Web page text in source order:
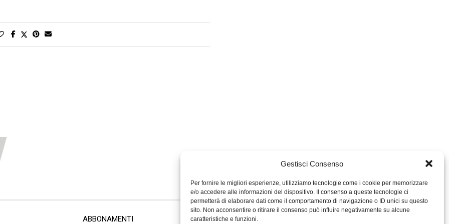
Gestisci Consenso
Per fornire le migliori esperienze, utilizziamo tecnologie come i cookie per memorizzare
e/o accedere alle informazioni del dispositivo. Il consenso a queste tecnologie ci
permetterà di elaborare dati come il comportamento di navigazione o ID unici su questo
sito. Non acconsentire o ritirare il consenso può influire negativamente su alcune
caratteristiche e funzioni.
ABBONAMENTI MIGROS TICINO